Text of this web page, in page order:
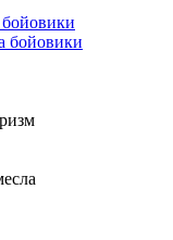
бойовики
бойовики